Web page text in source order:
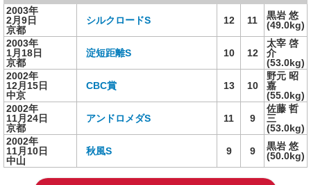
2003年
2月9日
京都
シルクロードS 12 11
黒岩 悠
(49.0kg)
2003年
1月18日
京都
淀短距離S 10 12
太宰 啓
介
(53.0kg)
2002年
12月15日
中京
CBC賞 13 10
野元 昭
嘉
(55.0kg)
2002年
11月24日
京都
アンドロメダS 11 9
佐藤 哲
三
(53.0kg)
2002年
11月10日
中山
秋風S 9 9
黒岩 悠
(50.0kg)